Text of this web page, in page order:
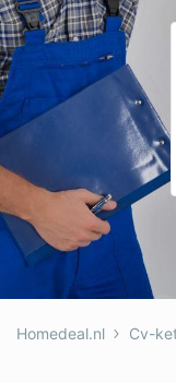
Laadpalen
Schilderwerk
Tuinaanleg
Warmtepomp
Wellness
Zonnepanelen
Overige projecten
Homedeal.nl Cv-